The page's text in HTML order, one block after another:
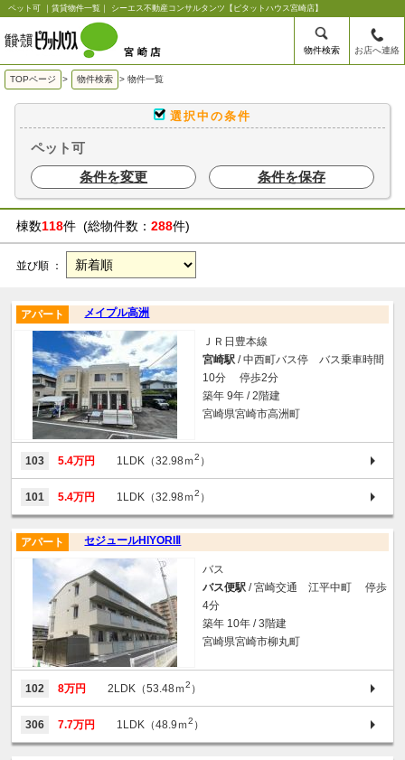
ペット可 ｜賃貸物件一覧｜ シーエス不動産コンサルタンツ【ピタットハウス宮崎店】
物件検索 お店へ連絡
TOPページ > 物件検索 > 物件一覧
選択中の条件
ペット可
条件を変更
条件を保存
棟数118件 (総物件数： 288件)
並び順 ：
メイプル高洲
アパート
ＪＲ日豊本線
宮崎駅 / 中西町バス停 バス乗車時間
10分 停歩2分
築年 9年 / 2階建
宮崎県宮崎市高洲町
103 5.4万円 1LDK（32.98ｍ2 ）
101 5.4万円 1LDK（32.98ｍ2 ）
セジュールHIYORIⅡ
アパート
バス
バス便駅 / 宮崎交通 江平中町 停歩
4分
築年 10年 / 3階建
宮崎県宮崎市柳丸町
102 8万円 2LDK（53.48ｍ2 ）
306 7.7万円 1LDK（48.9ｍ2 ）